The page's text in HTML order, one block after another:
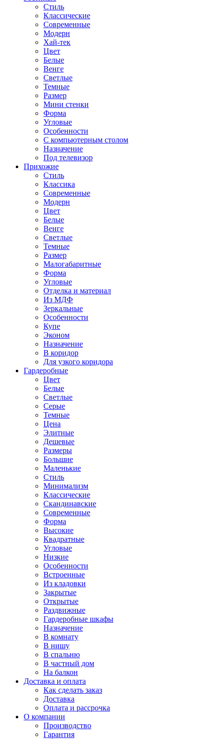
Стиль
Классические
Современные
Модерн
Хай-тек
Цвет
Белые
Венге
Светлые
Темные
Размер
Мини стенки
Форма
Угловые
Особенности
С компьютерным столом
Назначение
Под телевизор
Прихожие
Стиль
Классика
Современные
Модерн
Цвет
Белые
Венге
Светлые
Темные
Размер
Малогабаритные
Форма
Угловые
Отделка и материал
Из МДФ
Зеркальные
Особенности
Купе
Эконом
Назначение
В коридор
Для узкого коридора
Гардеробные
Цвет
Белые
Светлые
Серые
Темные
Цена
Элитные
Дешевые
Размеры
Большие
Маленькие
Стиль
Минимализм
Классические
Скандинавские
Современные
Форма
Высокие
Квадратные
Угловые
Низкие
Особенности
Встроенные
Из кладовки
Закрытые
Открытые
Раздвижные
Гардеробные шкафы
Назначение
В комнату
В нишу
В спальню
В частный дом
На балкон
Доставка и оплата
Как сделать заказ
Доставка
Оплата и рассрочка
О компании
Производство
Гарантия